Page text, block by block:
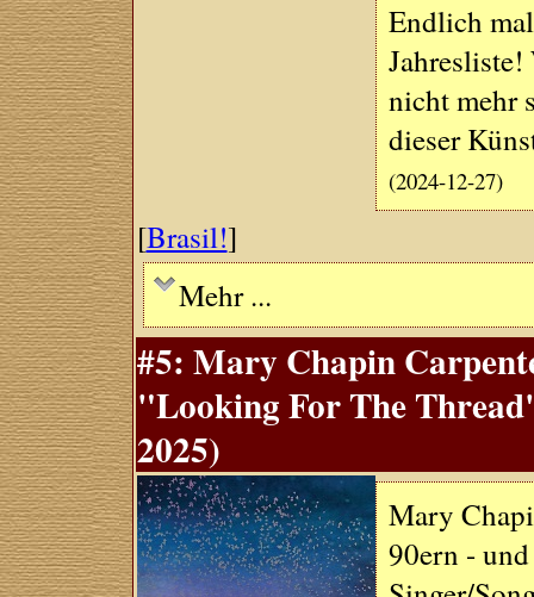
Endlich
nicht mehr
dieser
(2024-12-27)
[Brasil!]
Mehr ...
#5: Mary Chapin
"Looking For The
2025)
Mary
90ern -